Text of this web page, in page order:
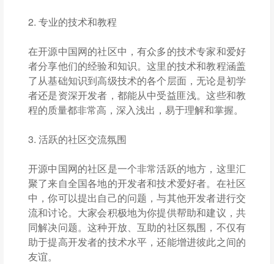
2. 专业的技术和教程
在开源中国网的社区中，有众多的技术专家和爱好
者分享他们的经验和知识。这里的技术和教程涵盖
了从基础知识到高级技术的各个层面，无论是初学
者还是资深开发者，都能从中受益匪浅。这些和教
程的质量都非常高，深入浅出，易于理解和掌握。
3. 活跃的社区交流氛围
开源中国网的社区是一个非常活跃的地方，这里汇
聚了来自全国各地的开发者和技术爱好者。在社区
中，你可以提出自己的问题，与其他开发者进行交
流和讨论。大家会积极地为你提供帮助和建议，共
同解决问题。这种开放、互助的社区氛围，不仅有
助于提高开发者的技术水平，还能增进彼此之间的
友谊。